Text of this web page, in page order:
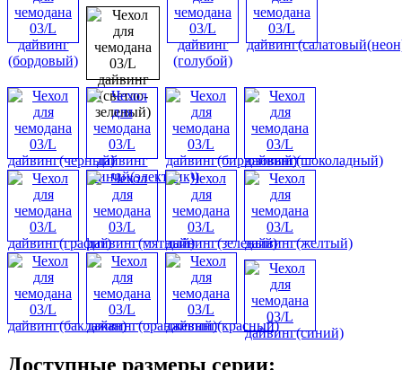
Доступные размеры серии: